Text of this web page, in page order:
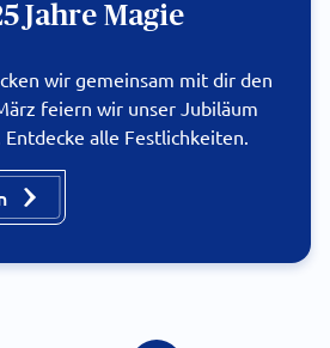
Jahre Magie
wir gemeinsam mit dir den
feiern wir unser Jubiläum
alle Festlichkeiten.